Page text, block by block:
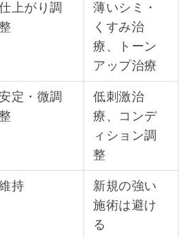
上がり調
薄いシミ・
くすみ治
療、トーン
アップ治療
定・微調
低刺激治
療、コンデ
ィション調
整
持
新規の強い
施術は避け
る